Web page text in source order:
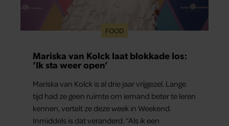
FOOD
Mariska van Kolck laat blokkade los:
‘Ik sta weer open’
Mariska van Kolck is al drie jaar vrijgezel. Lange
tijd had ze geen ruimte om iemand beter te leren
kennen, vertelt ze deze week in Weekend.
Inmiddels is dat veranderd. “Als ik een